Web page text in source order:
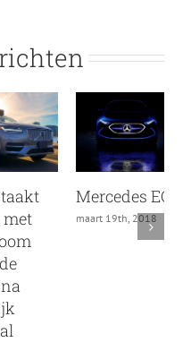
Mercedes EQ
maart 19th, 2018